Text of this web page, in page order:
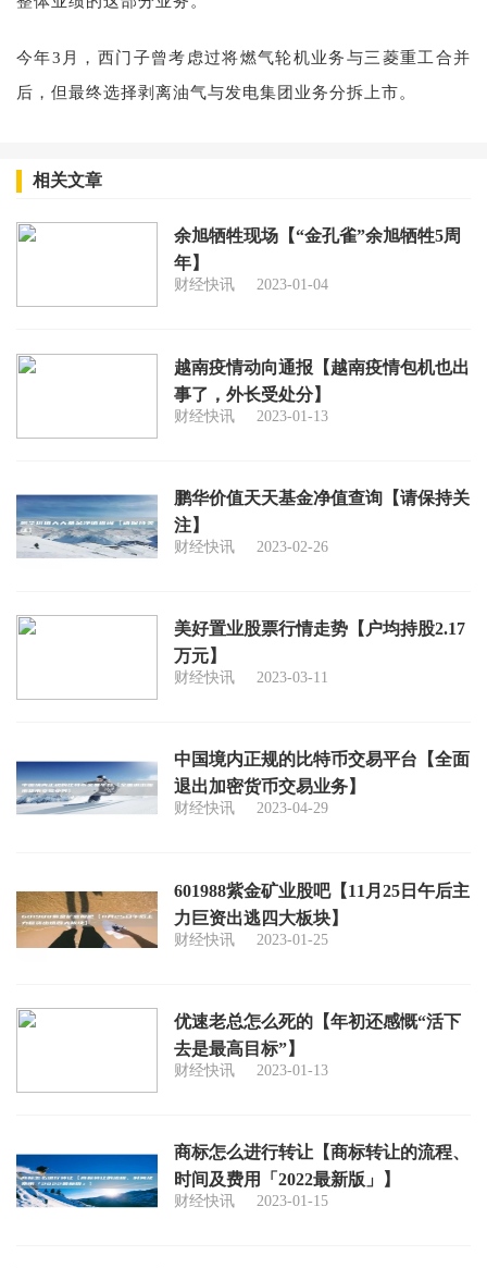
今年3月，西门子曾考虑过将燃气轮机业务与三菱重工合并
后，但最终选择剥离油气与发电集团业务分拆上市。
相关文章
余旭牺牲现场【“金孔雀”余旭牺牲5周
年】
财经快讯 2023-01-04
越南疫情动向通报【越南疫情包机也出
事了，外长受处分】
财经快讯 2023-01-13
鹏华价值天天基金净值查询【请保持关
注】
财经快讯 2023-02-26
美好置业股票行情走势【户均持股2.17
万元】
财经快讯 2023-03-11
中国境内正规的比特币交易平台【全面
退出加密货币交易业务】
财经快讯 2023-04-29
601988紫金矿业股吧【11月25日午后主
力巨资出逃四大板块】
财经快讯 2023-01-25
优速老总怎么死的【年初还感慨“活下
去是最高目标”】
财经快讯 2023-01-13
商标怎么进行转让【商标转让的流程、
时间及费用「2022最新版」】
财经快讯 2023-01-15